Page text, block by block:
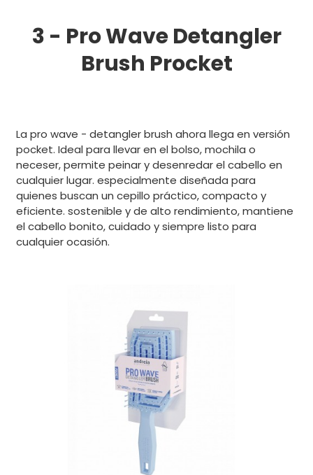
3 - Pro Wave Detangler
Brush Procket
La pro wave - detangler brush ahora llega en versión
pocket. Ideal para llevar en el bolso, mochila o
neceser, permite peinar y desenredar el cabello en
cualquier lugar. especialmente diseñada para
quienes buscan un cepillo práctico, compacto y
eficiente. sostenible y de alto rendimiento, mantiene
el cabello bonito, cuidado y siempre listo para
cualquier ocasión.